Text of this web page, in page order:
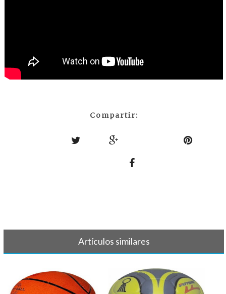
Compartir:
Artículos similares